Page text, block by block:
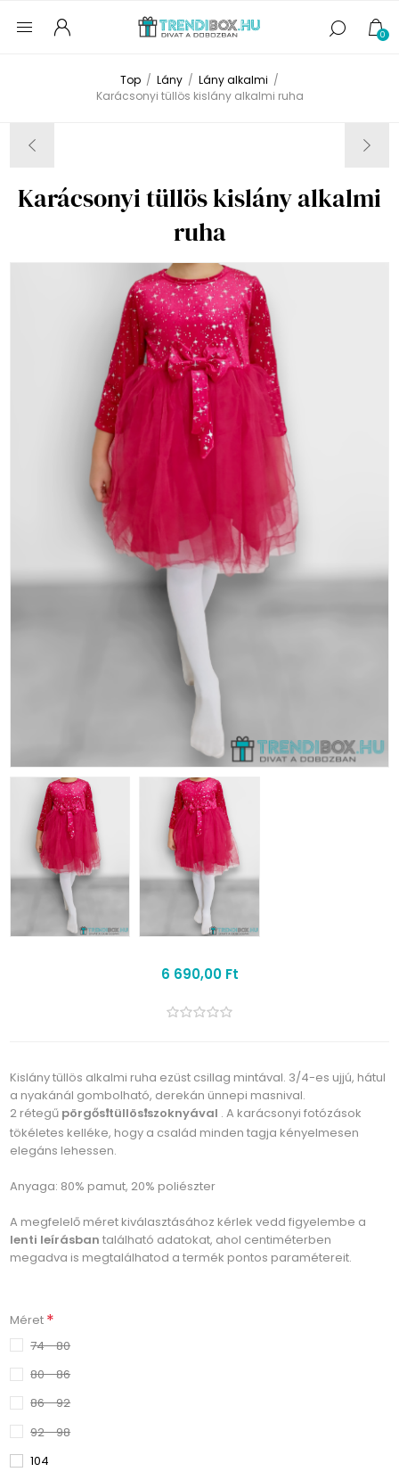
0
Top / Lány / Lány alkalmi /
Karácsonyi tüllös kislány alkalmi ruha
Karácsonyi tüllös kislány alkalmi
ruha
6 690,00 Ft
Kislány tüllös alkalmi ruha ezüst csillag mintával. 3/4-es ujjú, hátul
a nyakánál gombolható, derekán ünnepi masnival.
2 rétegű pörgős❗tüllös❗szoknyával . A karácsonyi fotózások
tökéletes kelléke, hogy a család minden tagja kényelmesen
elegáns lehessen.
Anyaga: 80% pamut, 20% poliészter
A megfelelő méret kiválasztásához kérlek vedd figyelembe a
lenti leírásban található adatokat, ahol centiméterben
megadva is megtalálhatod a termék pontos paramétereit.
Méret *
74 - 80
80 - 86
86 - 92
92 - 98
104